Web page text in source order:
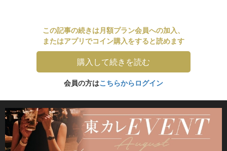
この記事の続きは月額プラン会員への加入、
またはアプリでコイン購入をすると読めます
購入して続きを読む
会員の方はこちらからログイン